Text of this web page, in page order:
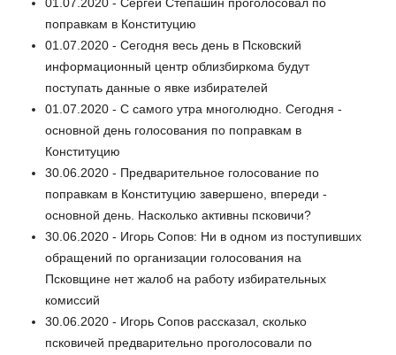
поправкам в Конституцию
01.07.2020 - Сегодня весь день в Псковский
информационный центр облизбиркома будут
поступать данные о явке избирателей
01.07.2020 - С самого утра многолюдно. Сегодня -
основной день голосования по поправкам в
Конституцию
30.06.2020 - Предварительное голосование по
поправкам в Конституцию завершено, впереди -
основной день. Насколько активны псковичи?
30.06.2020 - Игорь Сопов: Ни в одном из поступивших
обращений по организации голосования на
Псковщине нет жалоб на работу избирательных
комиссий
30.06.2020 - Игорь Сопов рассказал, сколько
псковичей предварительно проголосовали по